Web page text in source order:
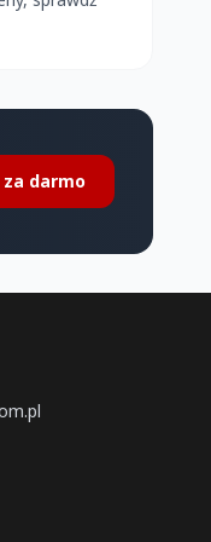
za darmo